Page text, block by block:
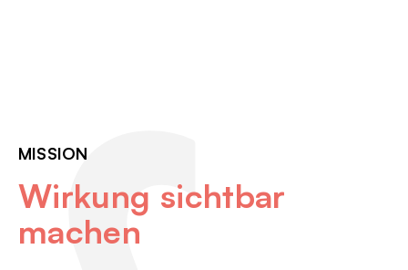
MISSION
Wirkung sichtbar
machen